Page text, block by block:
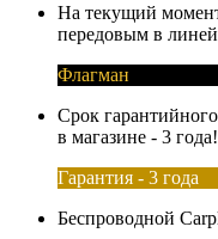
На текущий момент
передовым в
Флагман
Срок
в магазине - 3 года!
Гарантия - 3 года
Беспроводной